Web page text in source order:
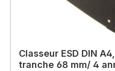
Classeur ESD DIN
tranche 68 mm/ 4